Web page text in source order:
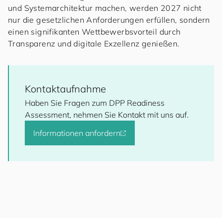
und Systemarchitektur machen, werden 2027 nicht
nur die gesetzlichen Anforderungen erfüllen, sondern
einen signifikanten Wettbewerbsvorteil durch
Transparenz und digitale Exzellenz genießen.
Kontaktaufnahme
Haben Sie Fragen zum DPP Readiness
Assessment, nehmen Sie Kontakt mit uns auf.
Informationen anfordern